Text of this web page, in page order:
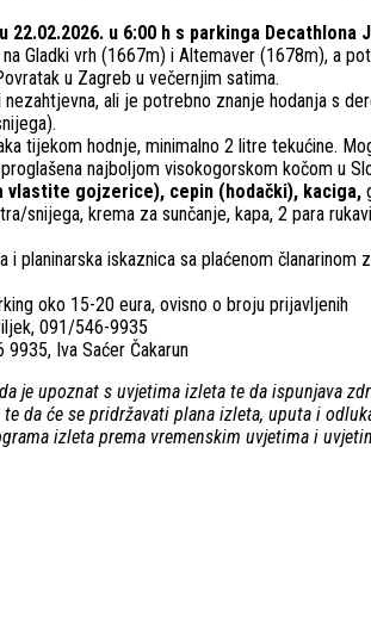
22.02.2026. u 6:00 h s parkinga Decathlona
Gladki vrh (1667m) i Altemaver (1678m), a
u Zagreb u večernjim satima.
ali je potrebno znanje hodanja s
tijekom hodnje, minimalno 2 litre tekućine.
najboljom visokogorskom kočom u
vlastite gojzerice), cepin (hodački), kaciga,
snijega, krema za sunčanje, kapa, 2 para
i planinarska iskaznica sa plaćenom članarinom
oko 15-20 eura, ovisno o broju prijavljenih
091/546-9935
9935, Iva Saćer Čakarun
je upoznat s uvjetima izleta te da ispunjava
da će se pridržavati plana izleta, uputa i
izleta prema vremenskim uvjetima i